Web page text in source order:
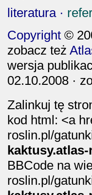
literatura ·
Copyright ©
zobacz też
wersja
02.10.2008 ·
Zalinkuj tę
kod html: <a
roslin.pl/
BBCode na
roslin.pl/